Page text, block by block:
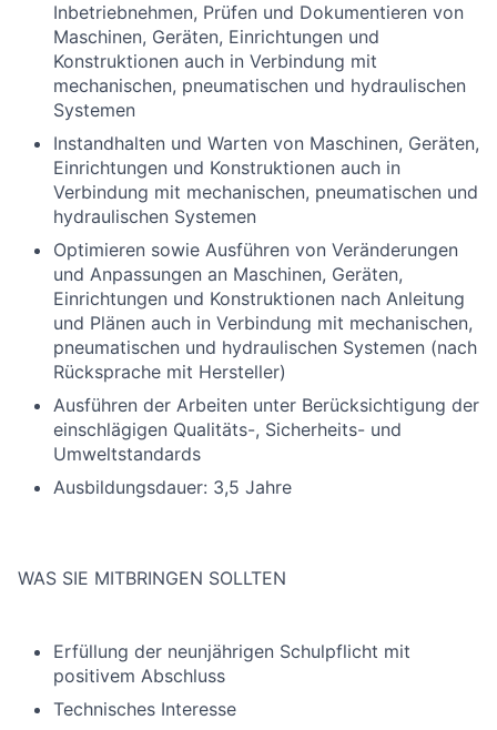
Inbetriebnehmen, Prüfen und Dokumentieren von
Maschinen, Geräten, Einrichtungen und
Konstruktionen auch in Verbindung mit
mechanischen, pneumatischen und hydraulischen
Systemen
Instandhalten und Warten von Maschinen, Geräten,
Einrichtungen und Konstruktionen auch in
Verbindung mit mechanischen, pneumatischen und
hydraulischen Systemen
Optimieren sowie Ausführen von Veränderungen
und Anpassungen an Maschinen, Geräten,
Einrichtungen und Konstruktionen nach Anleitung
und Plänen auch in Verbindung mit mechanischen,
pneumatischen und hydraulischen Systemen (nach
Rücksprache mit Hersteller)
Ausführen der Arbeiten unter Berücksichtigung der
einschlägigen Qualitäts-, Sicherheits- und
Umweltstandards
Ausbildungsdauer: 3,5 Jahre
WAS SIE MITBRINGEN SOLLTEN
Erfüllung der neunjährigen Schulpflicht mit
positivem Abschluss
Technisches Interesse